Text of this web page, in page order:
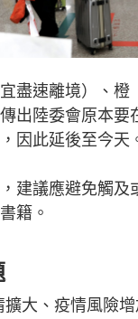
盡速離境）、
出陸委會原本
因此延後至今天
建議應避免觸
籍。
大、疫情風險